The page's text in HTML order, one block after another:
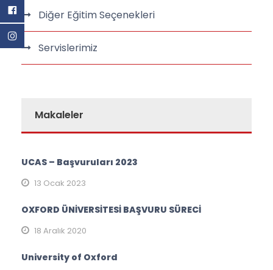
Diğer Eğitim Seçenekleri
Servislerimiz
Makaleler
UCAS – Başvuruları 2023
13 Ocak 2023
OXFORD ÜNİVERSİTESİ BAŞVURU SÜRECİ
18 Aralık 2020
University of Oxford